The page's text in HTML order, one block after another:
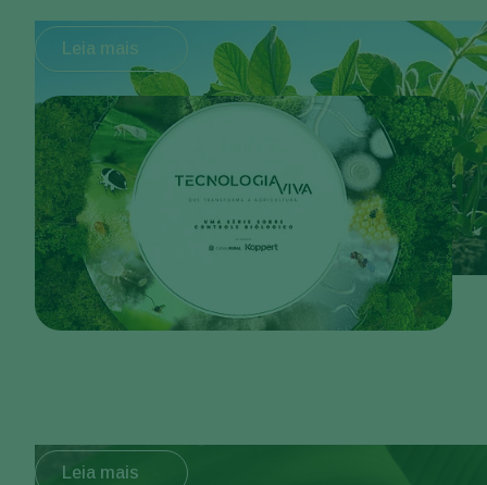
Leia mais
Leia mais